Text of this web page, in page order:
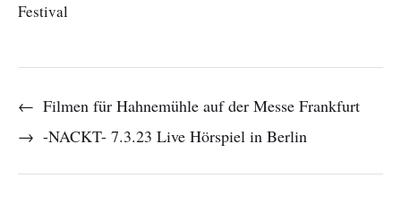
Festival
← Filmen für Hahnemühle auf der Messe Frankfurt
→ -NACKT- 7.3.23 Live Hörspiel in Berlin